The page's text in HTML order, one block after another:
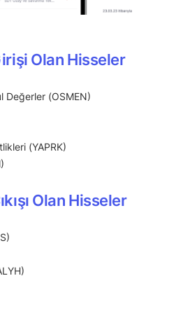
Olan Hisseler
Değerler (OSMEN)
(YAPRK)
Olan Hisseler